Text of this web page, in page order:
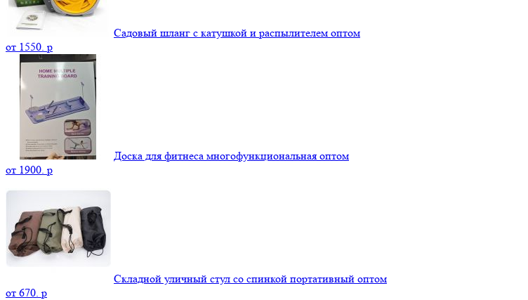
Садовый шланг с катушкой и распылителем оптом
от 1550. p
Доска для фитнеса многофункциональная оптом
от 1900. p
Складной уличный стул со спинкой портативный оптом
от 670. p